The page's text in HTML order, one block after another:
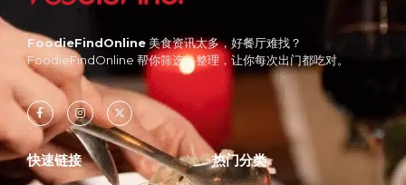
FoodieFindOnline美食资讯太多，好餐厅难找？
FoodieFindOnline 帮你筛选、整理，让你每次出门都吃对。
快速链接 热门分类